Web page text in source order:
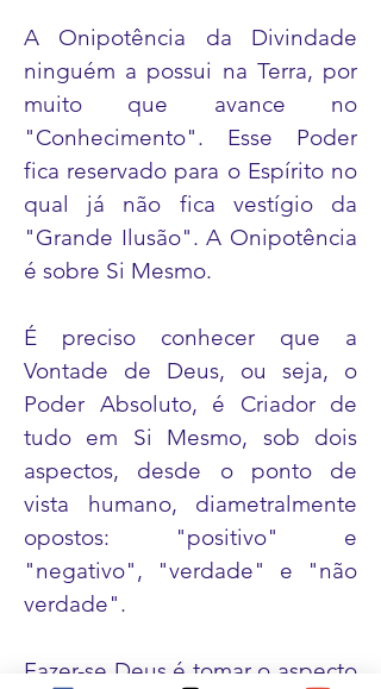
A Onipotência da Divindade
ninguém a possui na Terra, por
muito que avance no
"Conhecimento". Esse Poder
fica reservado para o Espírito no
qual já não fica vestígio da
"Grande Ilusão". A Onipotência
é sobre Si Mesmo.
É preciso conhecer que a
Vontade de Deus, ou seja, o
Poder Absoluto, é Criador de
tudo em Si Mesmo, sob dois
aspectos, desde o ponto de
vista humano, diametralmente
opostos: "positivo" e
"negativo", "verdade" e "não
verdade".
Fazer-se Deus é tomar o aspecto